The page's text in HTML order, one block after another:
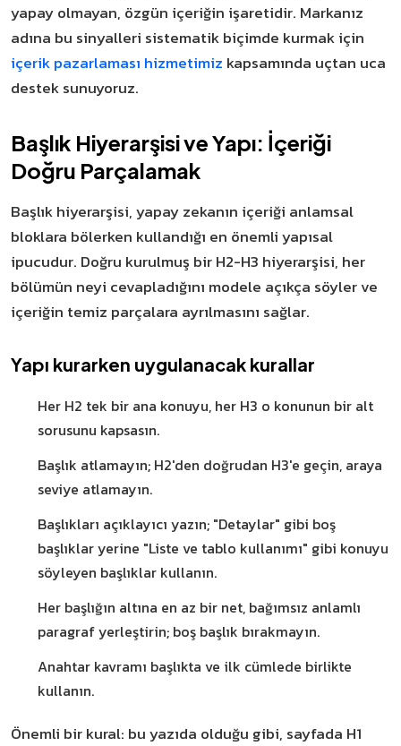
yapay olmayan, özgün içeriğin işaretidir. Markanız
adına bu sinyalleri sistematik biçimde kurmak için
içerik pazarlaması hizmetimiz kapsamında uçtan uca
destek sunuyoruz.
Başlık Hiyerarşisi ve Yapı: İçeriği
Doğru Parçalamak
Başlık hiyerarşisi, yapay zekanın içeriği anlamsal
bloklara bölerken kullandığı en önemli yapısal
ipucudur. Doğru kurulmuş bir H2-H3 hiyerarşisi, her
bölümün neyi cevapladığını modele açıkça söyler ve
içeriğin temiz parçalara ayrılmasını sağlar.
Yapı kurarken uygulanacak kurallar
Her H2 tek bir ana konuyu, her H3 o konunun bir alt
sorusunu kapsasın.
Başlık atlamayın; H2'den doğrudan H3'e geçin, araya
seviye atlamayın.
Başlıkları açıklayıcı yazın; "Detaylar" gibi boş
başlıklar yerine "Liste ve tablo kullanımı" gibi konuyu
söyleyen başlıklar kullanın.
Her başlığın altına en az bir net, bağımsız anlamlı
paragraf yerleştirin; boş başlık bırakmayın.
Anahtar kavramı başlıkta ve ilk cümlede birlikte
kullanın.
Önemli bir kural: bu yazıda olduğu gibi, sayfada H1